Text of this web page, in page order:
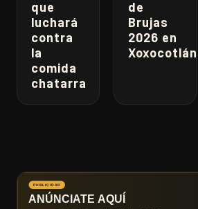
que
luchará
contra
la
comida
chatarra
de
Brujas
2026 en
Xoxocotlán